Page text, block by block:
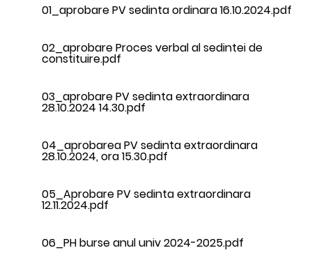
01_aprobare PV sedinta ordinara 16.10.2024.pdf
02_aprobare Proces verbal al sedintei de
constituire.pdf
03_aprobare PV sedinta extraordinara
28.10.2024 14.30.pdf
04_aprobarea PV sedinta extraordinara
28.10.2024, ora 15.30.pdf
05_Aprobare PV sedinta extraordinara
12.11.2024.pdf
06_PH burse anul univ 2024-2025.pdf